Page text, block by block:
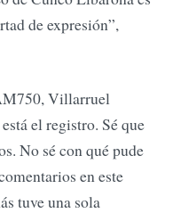
de expresión”,
Villarruel
el registro. Sé que
No sé con qué pude
en este
tuve una sola